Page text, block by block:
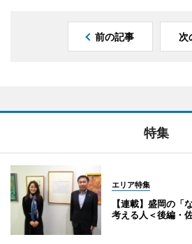
前の記事 次
特集
エリア特集
【連載】盛岡の
考える人＜後編・